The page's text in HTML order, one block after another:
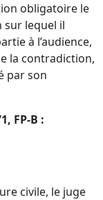
obligatoire le
sur lequel il
à l’audience,
la contradiction,
par son
FP-B :
civile, le juge